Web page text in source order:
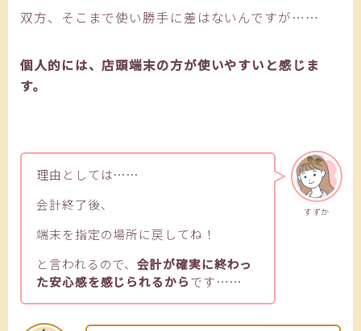
双方、そこまで使い勝手に差はないんですが……
個人的には、店頭端末の方が使いやすいと感じま
す。
すずか
理由としては……
会計終了後、
端末を指定の場所に戻してね！
と言われるので、会計が確実に終わっ
た安心感を感じられるからです……